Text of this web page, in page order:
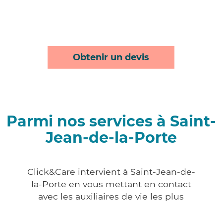
Obtenir un devis
Parmi nos services à Saint-
Jean-de-la-Porte
Click&Care intervient à Saint-Jean-de-
la-Porte en vous mettant en contact
avec les auxiliaires de vie les plus